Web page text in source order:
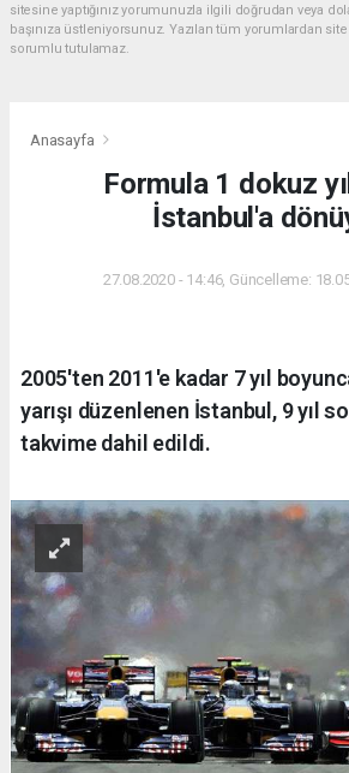
sitesine yaptığınız yorumunuzla ilgili doğrudan veya
başınıza üstleniyorsunuz. Yazılan tüm yorumlardan
sorumlu tutulamaz.
Anasayfa
Formula 1 dokuz
İstanbul'a
27.08.2020 - 14:46, Güncelleme:
2005'ten 2011'e kadar 7 yıl
yarışı düzenlenen İstanbul, 9 yıl
takvime dahil edildi.